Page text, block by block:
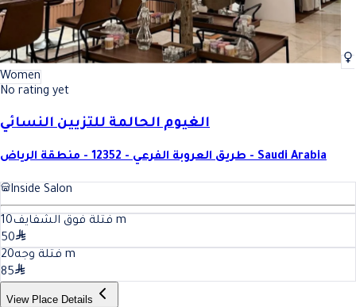
Women
No rating yet
الغيوم الحالمة للتزيين النسائي
طريق العروبة الفرعي - 12352 - منطقة الرياض - Saudi Arabia
Inside Salon
فتلة فوق الشفايف10
m
50
فتلة وجه20
m
85
View Place Details